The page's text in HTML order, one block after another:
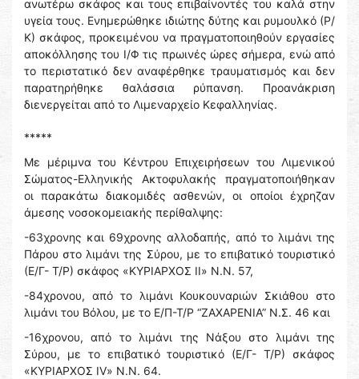
ανωτέρω σκάφος και τους επιβαίνοντές του καλά στην
υγεία τους. Ενημερώθηκε ιδιώτης δύτης και ρυμουλκό (Ρ/
Κ) σκάφος, προκειμένου να πραγματοποιηθούν εργασίες
αποκόλλησης του Ι/Φ τις πρωινές ώρες σήμερα, ενώ από
το περιστατικό δεν αναφέρθηκε τραυματισμός και δεν
παρατηρήθηκε θαλάσσια ρύπανση. Προανάκριση
διενεργείται από το Λιμεναρχείο Κεφαλληνίας.
*****
Με μέριμνα του Κέντρου Επιχειρήσεων του Λιμενικού
Σώματος-Ελληνικής Ακτοφυλακής πραγματοποιήθηκαν
οι παρακάτω διακομιδές ασθενών, οι οποίοι έχρηζαν
άμεσης νοσοκομειακής περίθαλψης:
-63χρονης και 69χρονης αλλοδαπής, από το λιμάνι της
Πάρου στο λιμάνι της Σύρου, με το επιβατικό τουριστικό
(Ε/Γ- Τ/Ρ) σκάφος «ΚΥΡΙΑΡΧΟΣ ΙΙ» Ν.Ν. 57,
-84χρονου, από το λιμάνι Κουκουναριών Σκιάθου στο
λιμάνι του Βόλου, με το Ε/Π-Τ/Ρ “ΖΑΧΑΡΕΝΙΑ” Ν.Σ. 46 και
-16χρονου, από το λιμάνι της Νάξου στο λιμάνι της
Σύρου, με το επιβατικό τουριστικό (Ε/Γ- Τ/Ρ) σκάφος
«ΚΥΡΙΑΡΧΟΣ ΙV» Ν.Ν. 64.